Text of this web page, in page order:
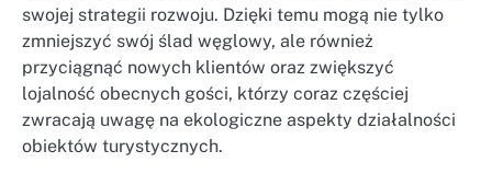
swojej strategii rozwoju. Dzięki temu mogą nie tylko
zmniejszyć swój ślad węglowy, ale również
przyciągnąć nowych klientów oraz zwiększyć
lojalność obecnych gości, którzy coraz częściej
zwracają uwagę na ekologiczne aspekty działalności
obiektów turystycznych.